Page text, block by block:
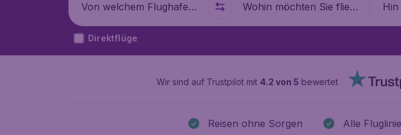
Abflug von Wohin Hin
Direktflüge
Wir sind auf Trustpilot mit 4.2 von 5 bewertet
Reisen ohne Sorgen Alle